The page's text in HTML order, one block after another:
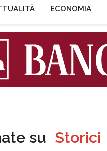
ECONOMIA
su Storici